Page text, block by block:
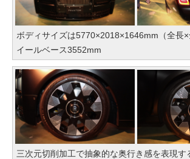
ボディサイズは5770×2018×1646mm（全長
イールベース3552mm
三次元切削加工で抽象的な奥行き感を表現す